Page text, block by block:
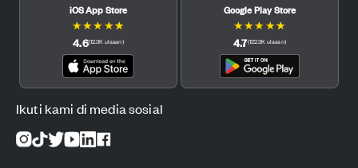
iOS App Store
★★★ ★★
4.6(12.3K ulasan)
Google Play Store
★★★ ★★
4.7(122.3K ulasan)
Ikuti kami di media sosial